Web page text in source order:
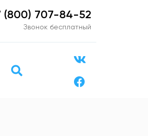
(800) 707-84-52
Звонок бесплатный